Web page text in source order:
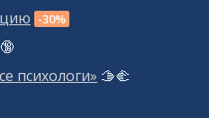
-30%
🔞
психологи» 🫱‍🫲